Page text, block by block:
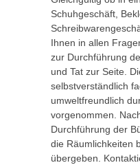
Schuhgeschäft,
Ihnen in allen
zur Durchführung
und Tat zur Seite.
selbstverständlich
umweltfreundlich
vorgenommen.
Durchführung der
die Räumlichkeiten
übergeben.